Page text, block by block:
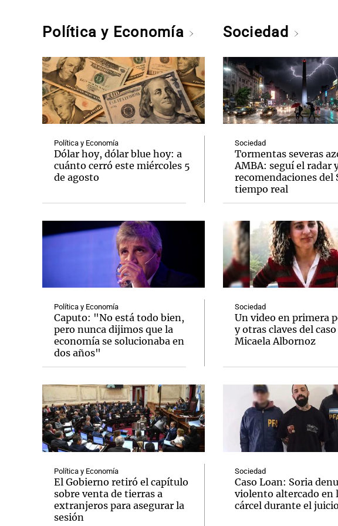
Política y Economía
Política y Economía
Dólar hoy, dólar blue hoy: a
cuánto cerró este miércoles 5
de agosto
Política y Economía
Caputo: "No está todo bien,
pero nunca dijimos que la
economía se solucionaba en
dos años"
Política y Economía
El Gobierno retiró el capítulo
sobre venta de tierras a
extranjeros para asegurar la
sesión
Sociedad
Sociedad
Tormentas severas
AMBA: seguí el radar
recomendaciones del
tiempo real
Sociedad
Un video en primera
y otras claves del caso
Micaela Albornoz
Sociedad
Caso Loan: Soria
violento altercado en
cárcel durante el juicio
Notas Notas